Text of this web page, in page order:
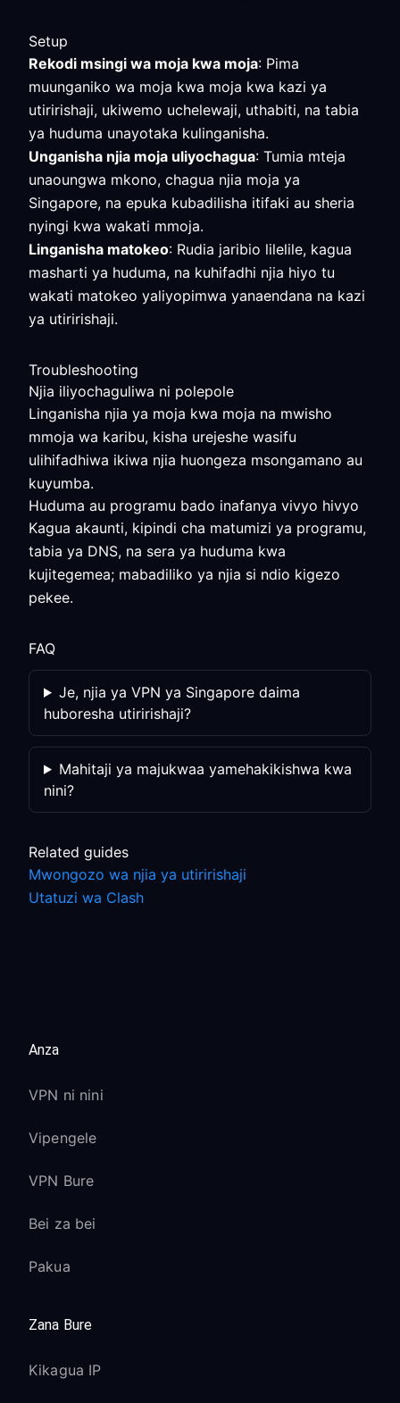
Setup
Rekodi msingi wa moja kwa moja: Pima
muunganiko wa moja kwa moja kwa kazi ya
utiririshaji, ukiwemo uchelewaji, uthabiti, na tabia
ya huduma unayotaka kulinganisha.
Unganisha njia moja uliyochagua: Tumia mteja
unaoungwa mkono, chagua njia moja ya
Singapore, na epuka kubadilisha itifaki au sheria
nyingi kwa wakati mmoja.
Linganisha matokeo: Rudia jaribio lilelile, kagua
masharti ya huduma, na kuhifadhi njia hiyo tu
wakati matokeo yaliyopimwa yanaendana na kazi
ya utiririshaji.
Troubleshooting
Njia iliyochaguliwa ni polepole
Linganisha njia ya moja kwa moja na mwisho
mmoja wa karibu, kisha urejeshe wasifu
ulihifadhiwa ikiwa njia huongeza msongamano au
kuyumba.
Huduma au programu bado inafanya vivyo hivyo
Kagua akaunti, kipindi cha matumizi ya programu,
tabia ya DNS, na sera ya huduma kwa
kujitegemea; mabadiliko ya njia si ndio kigezo
pekee.
FAQ
Je, njia ya VPN ya Singapore daima
huboresha utiririshaji?
Mahitaji ya majukwaa yamehakikishwa kwa
nini?
Related guides
Mwongozo wa njia ya utiririshaji
Utatuzi wa Clash
Anza
VPN ni nini
Vipengele
VPN Bure
Bei za bei
Pakua
Zana Bure
Kikagua IP